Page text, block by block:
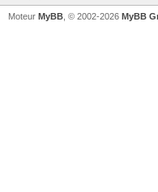
Moteur MyBB , © 2002-2026 MyBB